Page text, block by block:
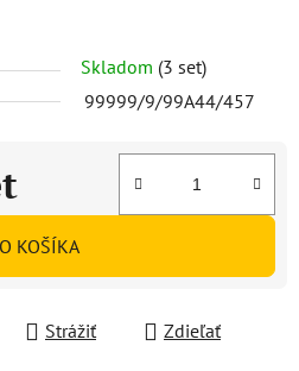
Skladom (3 set)
99999/9/99A44/457
KOŠÍKA
Strážiť Zdieľať